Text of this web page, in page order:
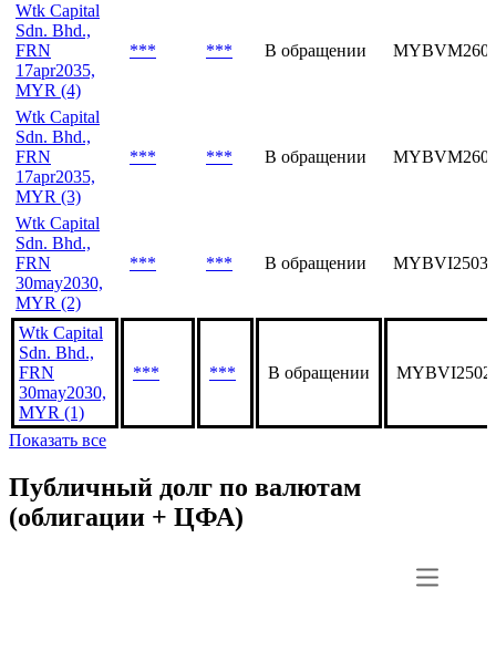
Wtk Capital
Sdn. Bhd.,
FRN
17apr2035,
MYR (4)
*** *** В обращении
Wtk Capital
Sdn. Bhd.,
FRN
17apr2035,
MYR (3)
*** *** В обращении
Wtk Capital
Sdn. Bhd.,
FRN
30may2030,
MYR (2)
*** *** В обращении
Wtk Capital
Sdn. Bhd.,
FRN
30may2030,
MYR (1)
*** *** В обращении
Показать все
Публичный долг по валютам
(облигации + ЦФА)